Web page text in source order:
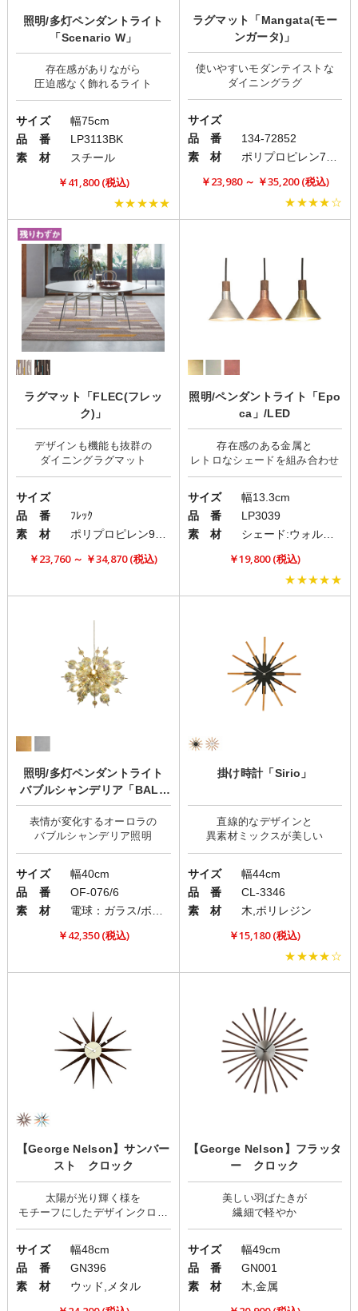
照明/多灯ペンダントライト
「Scenario W」
存在感がありながら
サイズ
幅75cm
品 番
LP3113BK
素 材
スチール
￥41,800 (税込)
★★★★★
ラグマット「Mangata(モー
ンガータ)」
使いやすいモダンテイストな
ダイニングラグ
サイズ
品 番
134-72852
素 材
ポリプロピレン75% ナイロン25%
￥23,980 ～ ￥35,200 (税込)
★★★★☆
ラグマット「FLEC(フレッ
ク)」
デザインも機能も抜群の
サイズ
品 番
ﾌﾚｯｸ
素 材
ポリプロピレン95%/ポリエステル5%
￥23,760 ～ ￥34,870 (税込)
照明/ペンダントライト「Epo
ca」/LED
存在感のある金属と
サイズ
幅13.3cm
品 番
LP3039
素 材
￥19,800 (税込)
★★★★★
照明/多灯ペンダントライト
バブルシャンデリア「BALL
ON(バロン) mini オーロラ」
表情が変化するオーロラの
サイズ
幅40cm
品 番
OF-076/6
素 材
￥42,350 (税込)
掛け時計「Sirio」
直線的なデザインと
サイズ
幅44cm
品 番
CL-3346
素 材
木,ポリレジン
￥15,180 (税込)
★★★★☆
【George Nelson】サンバー
スト クロック
太陽が光り輝く様を
モチーフにしたデザインクロッ
ク
サイズ
幅48cm
品 番
GN396
素 材
ウッド,メタル
【George Nelson】フラッタ
ー クロック
美しい羽ばたきが
サイズ
幅49cm
品 番
GN001
素 材
木,金属